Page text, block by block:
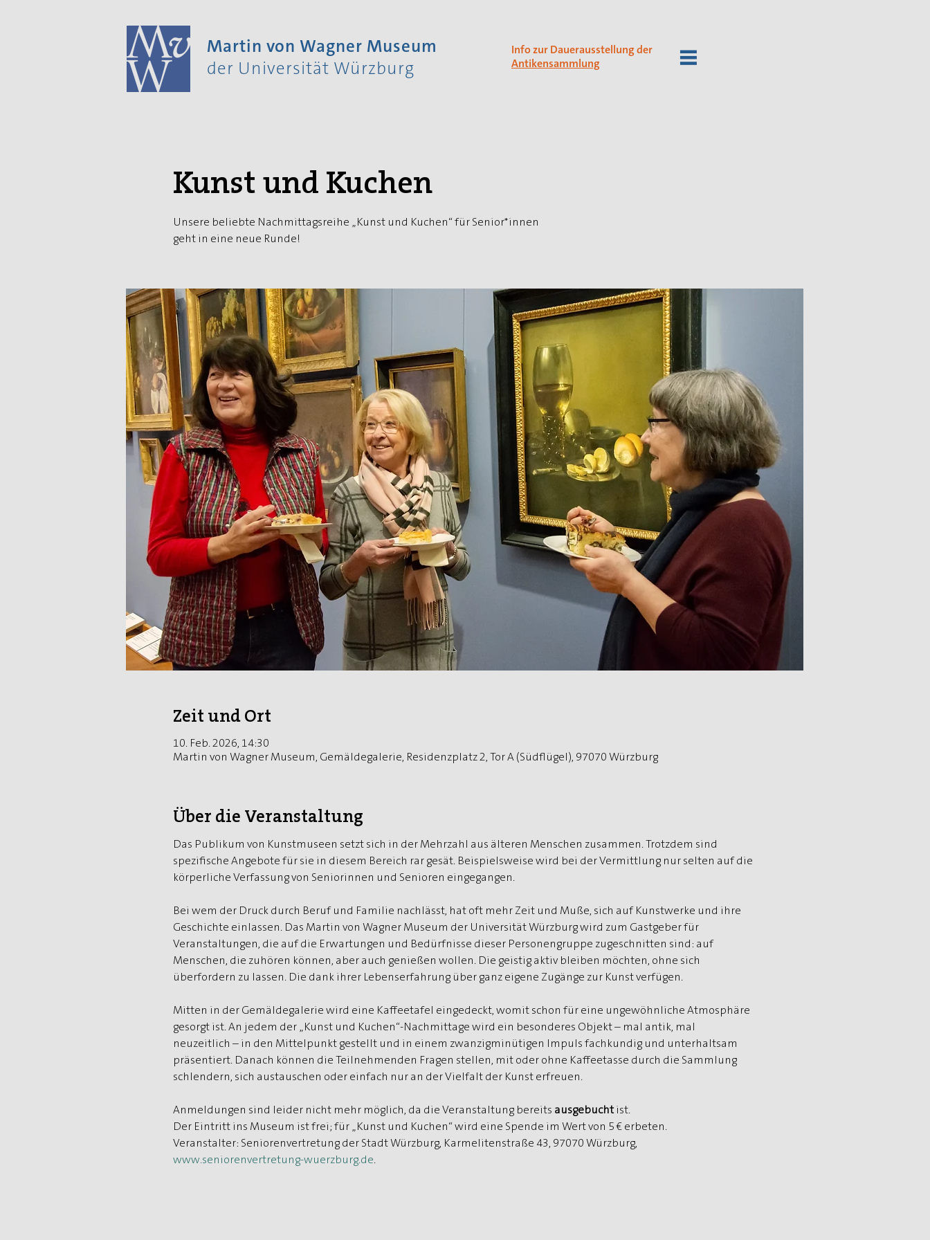
Martin von Wagner Museum
der Universität Würzburg
Info zur Dauerausstellung der
Antikensammlung
Kunst und Kuchen
Unsere beliebte Nachmittagsreihe „Kunst und Kuchen“ für Senior*innen
geht in eine neue Runde!
Zeit und Ort
10. Feb. 2026, 14:30
Martin von Wagner Museum, Gemäldegalerie, Residenzplatz 2, Tor A (Südflügel), 97070 Würzburg
Über die Veranstaltung
Das Publikum von Kunstmuseen setzt sich in der Mehrzahl aus älteren Menschen zusammen. Trotzdem sind
spezifische Angebote für sie in diesem Bereich rar gesät. Beispielsweise wird bei der Vermittlung nur selten auf die
körperliche Verfassung von Seniorinnen und Senioren eingegangen.
Bei wem der Druck durch Beruf und Familie nachlässt, hat oft mehr Zeit und Muße, sich auf Kunstwerke und ihre
Geschichte einlassen. Das Martin von Wagner Museum der Universität Würzburg wird zum Gastgeber für
Veranstaltungen, die auf die Erwartungen und Bedürfnisse dieser Personengruppe zugeschnitten sind: auf
Menschen, die zuhören können, aber auch genießen wollen. Die geistig aktiv bleiben möchten, ohne sich
überfordern zu lassen. Die dank ihrer Lebenserfahrung über ganz eigene Zugänge zur Kunst verfügen.
Mitten in der Gemäldegalerie wird eine Kaffeetafel eingedeckt, womit schon für eine ungewöhnliche Atmosphäre
gesorgt ist. An jedem der „Kunst und Kuchen“-Nachmittage wird ein besonderes Objekt – mal antik, mal
neuzeitlich – in den Mittelpunkt gestellt und in einem zwanzigminütigen Impuls fachkundig und unterhaltsam
präsentiert. Danach können die Teilnehmenden Fragen stellen, mit oder ohne Kaffeetasse durch die Sammlung
schlendern, sich austauschen oder einfach nur an der Vielfalt der Kunst erfreuen.
Anmeldungen sind leider nicht mehr möglich, da die Veranstaltung bereits ausgebucht ist.
Der Eintritt ins Museum ist frei; für „Kunst und Kuchen“ wird eine Spende im Wert von 5 € erbeten.
Veranstalter: Seniorenvertretung der Stadt Würzburg, Karmelitenstraße 43, 97070 Würzburg,
www.seniorenvertretung-wuerzburg.de.